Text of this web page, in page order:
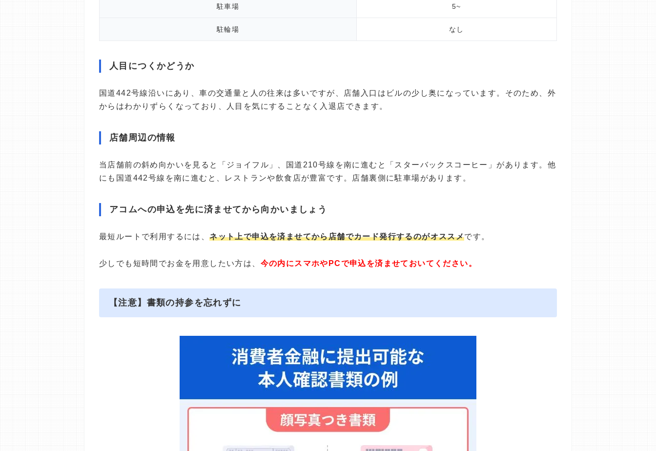
駐車場 5~
駐輪場 なし
人目につくかどうか
国道442号線沿いにあり、車の交通量と人の往来は多いですが、店舗入口はビルの少し奥になっています。そのため、外
からはわかりずらくなっており、人目を気にすることなく入退店できます。
店舗周辺の情報
当店舗前の斜め向かいを見ると「ジョイフル」、国道210号線を南に進むと「スターバックスコーヒー」があります。他
にも国道442号線を南に進むと、レストランや飲食店が豊富です。店舗裏側に駐車場があります。
アコムへの申込を先に済ませてから向かいましょう
最短ルートで利用するには、ネット上で申込を済ませてから店舗でカード発行するのがオススメです。
少しでも短時間でお金を用意したい方は、 今の内にスマホやPCで申込を済ませておいてください。
【注意】書類の持参を忘れずに